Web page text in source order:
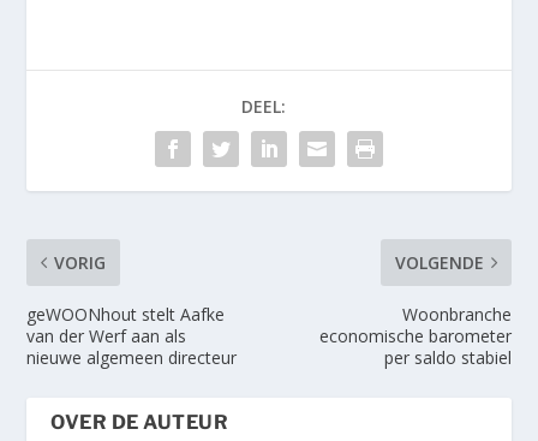
DEEL:
VORIG
geWOONhout stelt Aafke
van der Werf aan als
nieuwe algemeen directeur
VOLGENDE
Woonbranche
economische barometer
per saldo stabiel
OVER DE AUTEUR